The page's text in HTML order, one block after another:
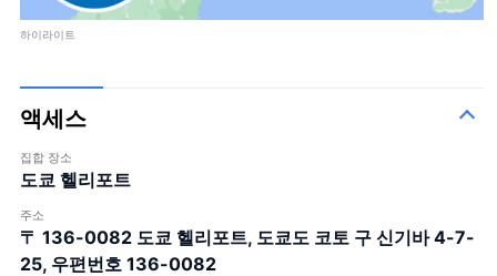
하이라이트
액세스
집합 장소
도쿄 헬리포트
주소
〒 136-0082 도쿄 헬리포트, 도쿄도 코토 구 신기바 4-7-
25, 우편번호 136-0082